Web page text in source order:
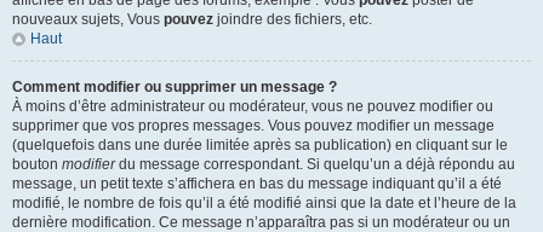
nouveaux sujets, Vous pouvez joindre des fichiers, etc.
Haut
Comment modifier ou supprimer un message ?
À moins d’être administrateur ou modérateur, vous ne pouvez modifier ou
supprimer que vos propres messages. Vous pouvez modifier un message
(quelquefois dans une durée limitée après sa publication) en cliquant sur le
bouton modifierdu message correspondant. Si quelqu’un a déjà répondu au
message, un petit texte s’affichera en bas du message indiquant qu’il a été
modifié, le nombre de fois qu’il a été modifié ainsi que la date et l’heure de la
dernière modification. Ce message n’apparaîtra pas si un modérateur ou un